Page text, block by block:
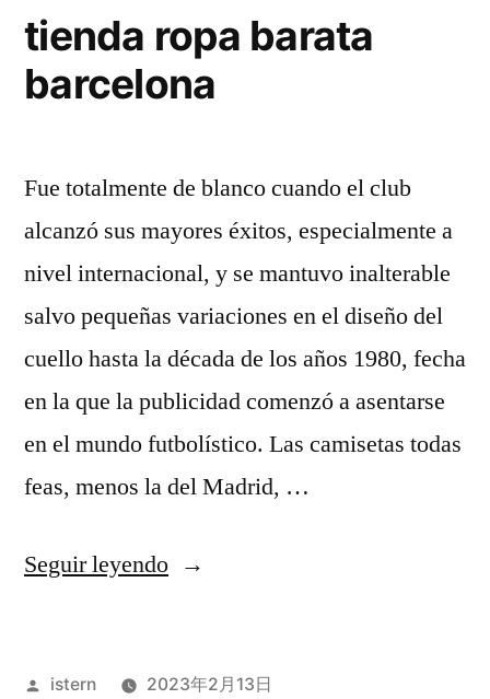
tienda ropa barata
barcelona
Fue totalmente de blanco cuando el club
alcanzó sus mayores éxitos, especialmente a
nivel internacional, y se mantuvo inalterable
salvo pequeñas variaciones en el diseño del
cuello hasta la década de los años 1980, fecha
en la que la publicidad comenzó a asentarse
en el mundo futbolístico. Las camisetas todas
feas, menos la del Madrid, …
Seguir leyendo«tienda
barcelona»
Publicado
istern 2023年2月13日